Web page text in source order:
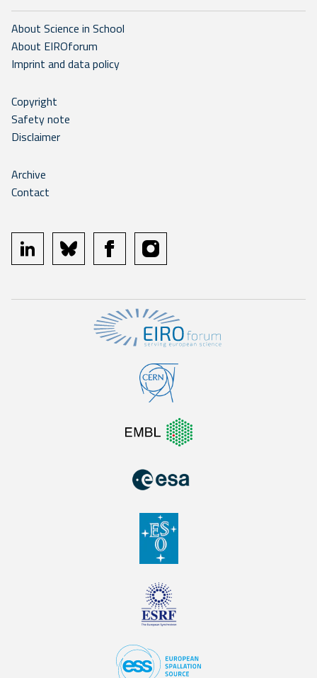
About Science in School
About EIROforum
Imprint and data policy
Copyright
Safety note
Disclaimer
Archive
Contact
linkedin bluesky facebookinstagram